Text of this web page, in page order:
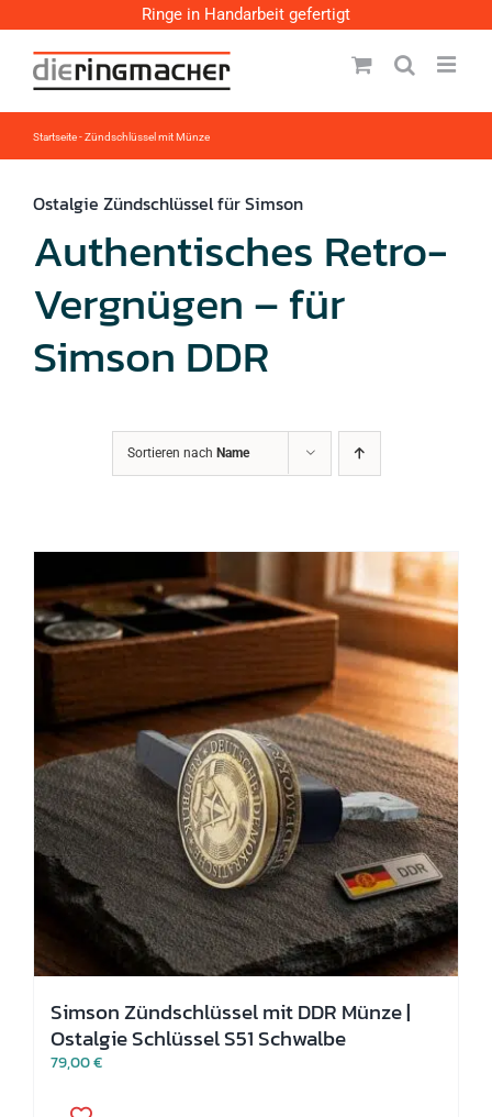
Ringe in Handarbeit gefertigt
Inhalt
springen
Startseite-Zündschlüssel mit Münze
Ostalgie Zündschlüssel für Simson
Authentisches Retro-
Vergnügen – für
Simson DDR
Sortieren nach Name
Simson Zündschlüssel mit DDR Münze |
Ostalgie Schlüssel S51 Schwalbe
79,00€